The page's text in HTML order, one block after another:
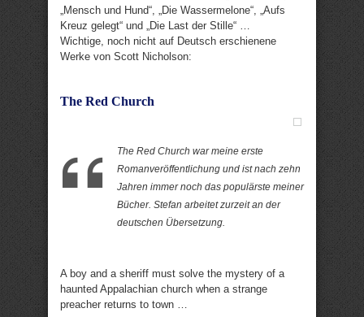
„Mensch und Hund“, „Die Wassermelone“, „Aufs
Kreuz gelegt“ und „Die Last der Stille“ …
Wichtige, noch nicht auf Deutsch erschienene
Werke von Scott Nicholson:
The Red Church
The Red Church war meine erste
Romanveröffentlichung und ist nach zehn
Jahren immer noch das populärste meiner
Bücher. Stefan arbeitet zurzeit an der
deutschen Übersetzung.
A boy and a sheriff must solve the mystery of a
haunted Appalachian church when a strange
preacher returns to town …